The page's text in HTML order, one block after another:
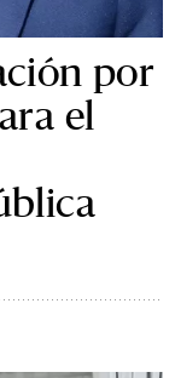
por
el